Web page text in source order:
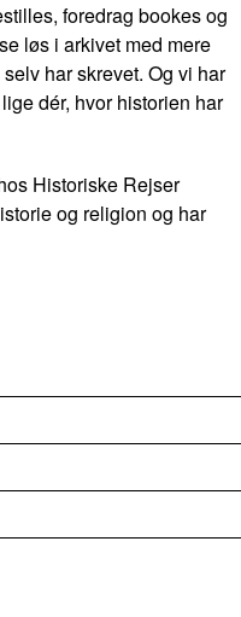
foredrag bookes og
løs i arkivet med mere
har skrevet. Og vi har
dér, hvor historien har
Historiske Rejser
og religion og har